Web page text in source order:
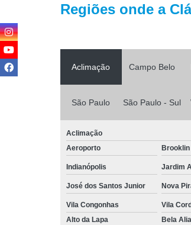
Regiões onde a
Aclimação Campo Belo
São Paulo São Paulo - Sul
Aclimação
Aeroporto
Brooklin
Indianópolis Jardim
José dos Santos Junior Nova
Vila Congonhas Vila
Alto da Lapa
Bela